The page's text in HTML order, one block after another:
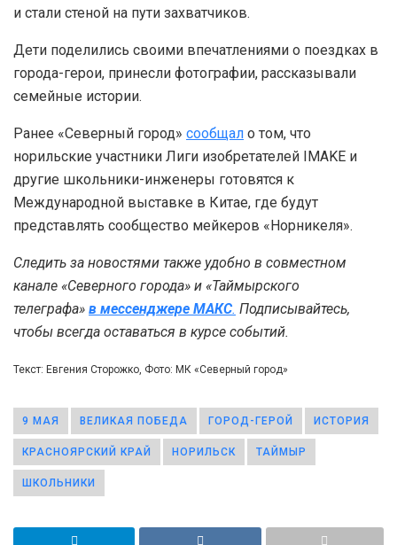
и стали стеной на пути захватчиков.
Дети поделились своими впечатлениями о поездках в
города-герои, принесли фотографии, рассказывали
семейные истории.
Ранее «Северный город» сообщал о том, что
норильские участники Лиги изобретателей IMAKE и
другие школьники-инженеры готовятся к
Международной выставке в Китае, где будут
представлять сообщество мейкеров «Норникеля».
Следить за новостями также удобно в совместном
канале «Северного города» и «Таймырского
телеграфа» в мессенджере MAКС. Подписывайтесь,
чтобы всегда оставаться в курсе событий.
Текст: Евгения Сторожко, Фото: МК «Северный город»
9 МАЯ ВЕЛИКАЯ ПОБЕДА ГОРОД-ГЕРОЙ ИСТОРИЯ
КРАСНОЯРСКИЙ КРАЙ НОРИЛЬСК ТАЙМЫР
ШКОЛЬНИКИ